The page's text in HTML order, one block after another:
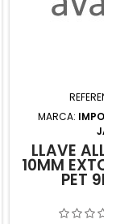
MARCA:
LLAVE
10MM
PET